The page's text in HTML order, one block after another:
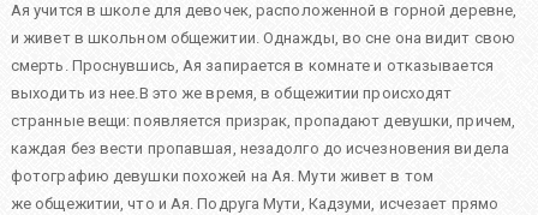
Aя учится в школе для девочек, расположенной в горной деревне,
и живет в школьном общежитии. Однажды, во сне она видит свою
смерть. Проснувшись, Ая запирается в комнате и отказывается
выходить из нее.В это же время, в общежитии происходят
странные вещи: появляется призрак, пропадают девушки, причем,
каждая без вести пропавшая, незадолго до исчезновения видела
фотографию девушки похожей на Ая. Мути живет в том
же общежитии, что и Ая. Подруга Мути, Кадзуми, исчезает прямо